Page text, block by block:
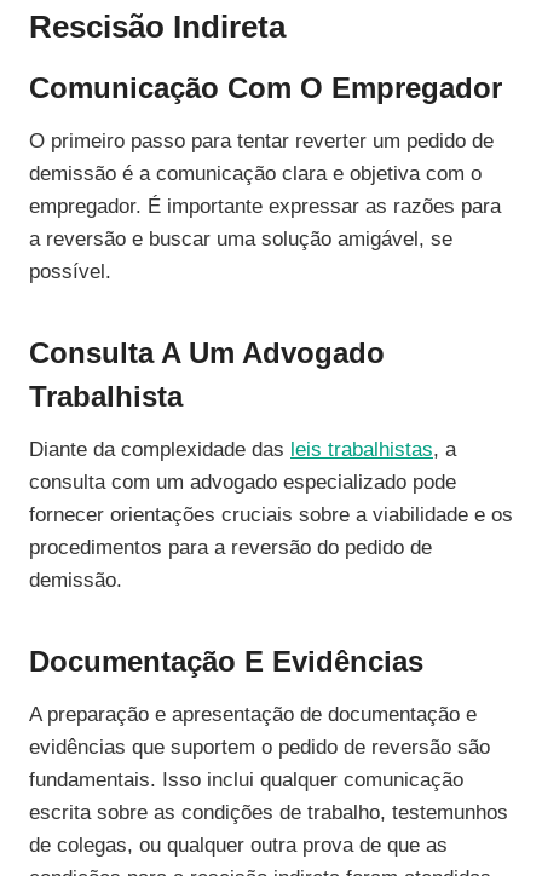
Rescisão Indireta
Comunicação Com O Empregador
O primeiro passo para tentar reverter um pedido de
demissão é a comunicação clara e objetiva com o
empregador. É importante expressar as razões para
a reversão e buscar uma solução amigável, se
possível.
Consulta A Um Advogado
Trabalhista
Diante da complexidade das leis trabalhistas, a
consulta com um advogado especializado pode
fornecer orientações cruciais sobre a viabilidade e os
procedimentos para a reversão do pedido de
demissão.
Documentação E Evidências
A preparação e apresentação de documentação e
evidências que suportem o pedido de reversão são
fundamentais. Isso inclui qualquer comunicação
escrita sobre as condições de trabalho, testemunhos
de colegas, ou qualquer outra prova de que as